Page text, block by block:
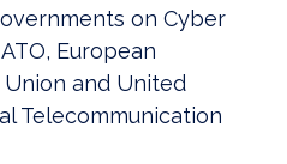
on Cyber
European
Union and United
Telecommunication